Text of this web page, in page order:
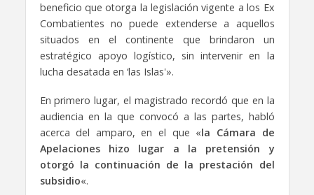
beneficio que otorga la legislación vigente a los Ex
Combatientes no puede extenderse a aquellos
situados en el continente que brindaron un
estratégico apoyo logístico, sin intervenir en la
lucha desatada en ‘las Islas'».
En primero lugar, el magistrado recordó que en la
audiencia en la que convocó a las partes, habló
acerca del amparo, en el que «la Cámara de
Apelaciones hizo lugar a la pretensión y
otorgó la continuación de la prestación del
subsidio«.